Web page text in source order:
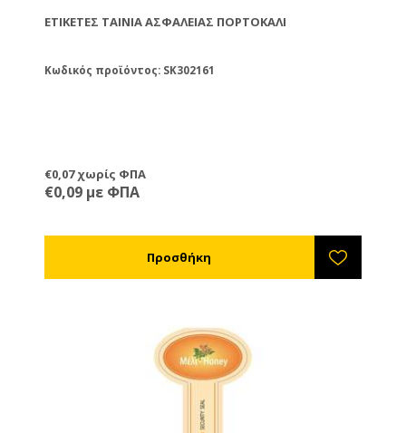
ΕΤΙΚΈΤΕΣ ΤΑΙΝΊΑ ΑΣΦΑΛΕΊΑΣ ΠΟΡΤΟΚΑΛΊ
Κωδικός προϊόντος: SK302161
€0,07 χωρίς ΦΠΑ
€0,09 με ΦΠΑ